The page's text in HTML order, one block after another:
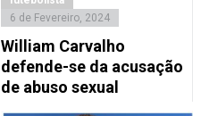
6 de Fevereiro, 2024
William Carvalho
defende-se da acusação
de abuso sexual